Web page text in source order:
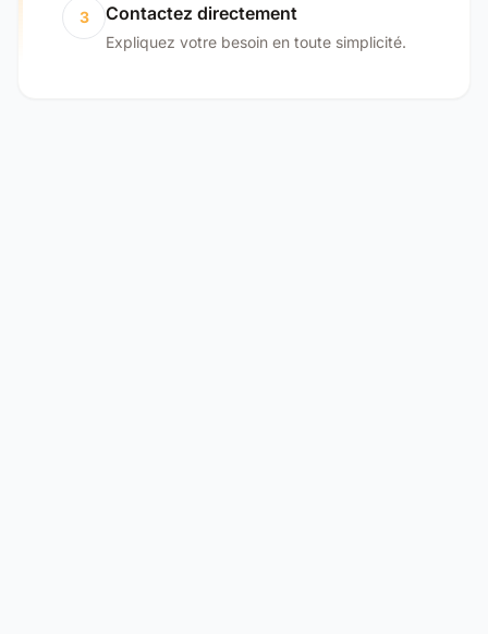
3 Contactez directement
Expliquez votre besoin en toute simplicité.